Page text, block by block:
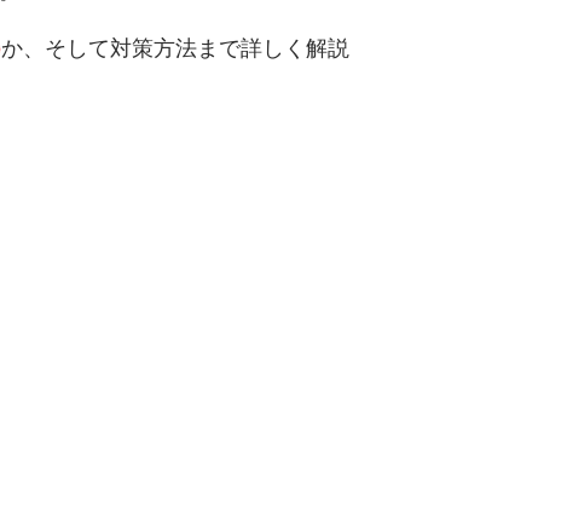
か、そして対策方法まで詳しく解説